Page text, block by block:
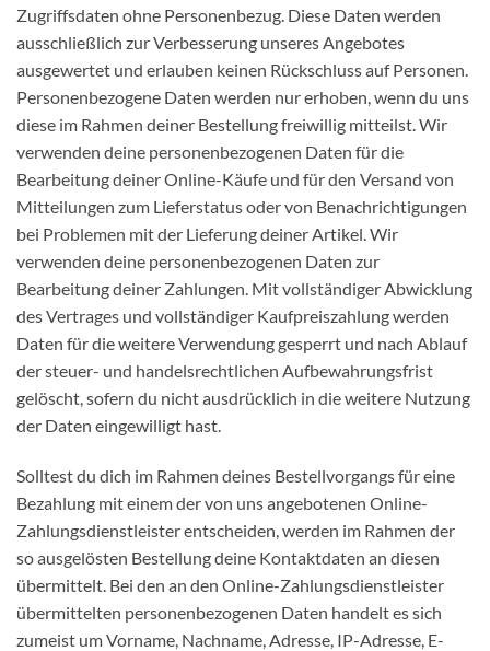
Zugriffsdaten ohne Personenbezug. Diese Daten werden
ausschließlich zur Verbesserung unseres Angebotes
ausgewertet und erlauben keinen Rückschluss auf Personen.
Personenbezogene Daten werden nur erhoben, wenn du uns
diese im Rahmen deiner Bestellung freiwillig mitteilst. Wir
verwenden deine personenbezogenen Daten für die
Bearbeitung deiner Online-Käufe und für den Versand von
Mitteilungen zum Lieferstatus oder von Benachrichtigungen
bei Problemen mit der Lieferung deiner Artikel. Wir
verwenden deine personenbezogenen Daten zur
Bearbeitung deiner Zahlungen. Mit vollständiger Abwicklung
des Vertrages und vollständiger Kaufpreiszahlung werden
Daten für die weitere Verwendung gesperrt und nach Ablauf
der steuer- und handelsrechtlichen Aufbewahrungsfrist
gelöscht, sofern du nicht ausdrücklich in die weitere Nutzung
der Daten eingewilligt hast.
Solltest du dich im Rahmen deines Bestellvorgangs für eine
Bezahlung mit einem der von uns angebotenen Online-
Zahlungsdienstleister entscheiden, werden im Rahmen der
so ausgelösten Bestellung deine Kontaktdaten an diesen
übermittelt. Bei den an den Online-Zahlungsdienstleister
übermittelten personenbezogenen Daten handelt es sich
zumeist um Vorname, Nachname, Adresse, IP-Adresse, E-